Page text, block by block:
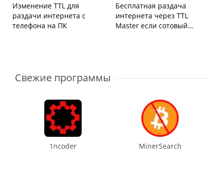
Изменение TTL для
раздачи интернета с
телефона на ПК
Бесплатная раздача
интернета через TTL
Master если сотовый
Свежие программы
1ncoder MinerSearch